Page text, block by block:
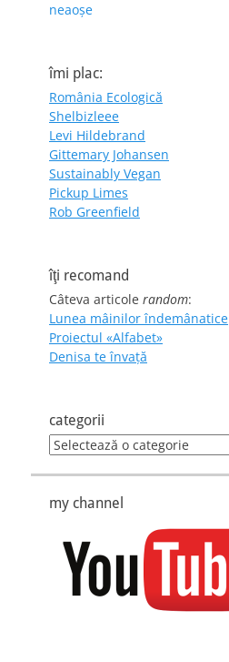
neaoșe
îmi plac:
România Ecologică
Shelbizleee
Levi Hildebrand
Gittemary Johansen
Sustainably Vegan
Pickup Limes
Rob Greenfield
îţi recomand
Câteva articole random:
Lunea mâinilor îndemânatice
Proiectul «Alfabet»
Denisa te învaţă
categorii
categorii
my channel